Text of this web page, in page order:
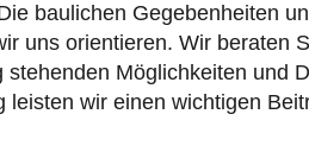
baulichen Gegebenheiten
uns orientieren. Wir beraten
stehenden Möglichkeiten und
leisten wir einen wichtigen